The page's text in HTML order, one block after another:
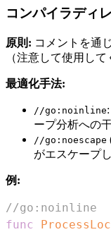
コンパイラディ
原則: コメントを通
（注意して使用して
最適化手法:
//go:noinline
ープ分析への
//go:noescape
がエスケープ
例:
//go:noinline
func